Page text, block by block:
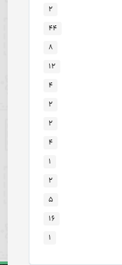
۲
۴۴
۸
۱۲
۴
۲
۲
۴
۱
۲
۵
۱۶
۱